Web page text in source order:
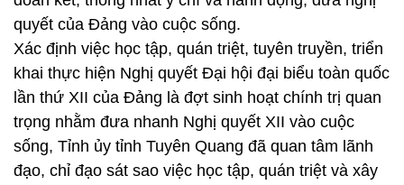
quyết của Đảng vào cuộc sống.
Xác định việc học tập, quán triệt, tuyên truyền, triển
khai thực hiện Nghị quyết Đại hội đại biểu toàn quốc
lần thứ XII của Đảng là đợt sinh hoạt chính trị quan
trọng nhằm đưa nhanh Nghị quyết XII vào cuộc
sống, Tỉnh ủy tỉnh Tuyên Quang đã quan tâm lãnh
đạo, chỉ đạo sát sao việc học tập, quán triệt và xây